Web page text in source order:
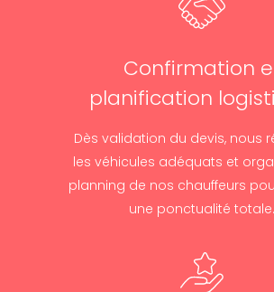
Confirmation
planification
Dès validation du devis, nous
les véhicules adéquats et
planning de nos chauffeurs
une ponctualité totale.